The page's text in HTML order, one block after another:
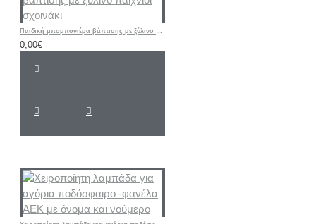
Παιδική μπομπονιέρα βάπτισης με ξύλινο παιχνίδι σχοινάκι
0,00€